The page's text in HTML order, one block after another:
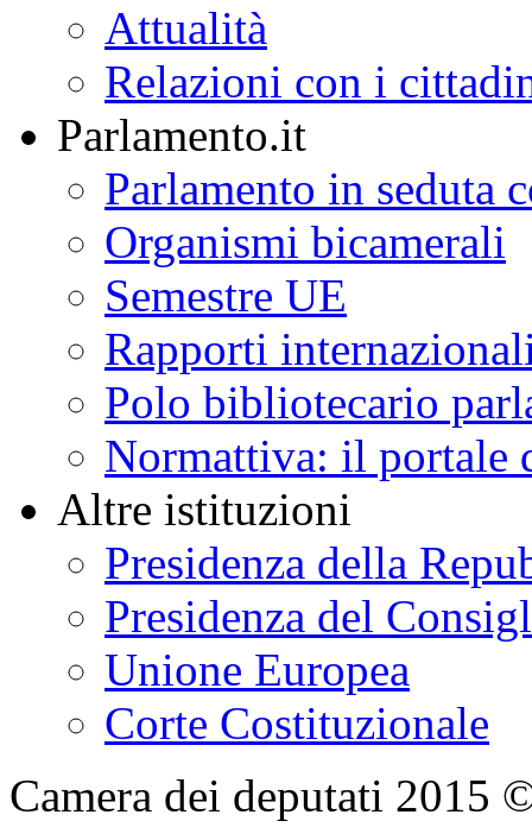
Attualità
Relazioni con i
Parlamento.it
Parlamento in seduta
Organismi bicamerali
Semestre UE
Rapporti
Polo bibliotecario
Normattiva: il portale
Altre istituzioni
Presidenza della
Presidenza del
Unione Europea
Corte Costituzionale
Camera dei deputati